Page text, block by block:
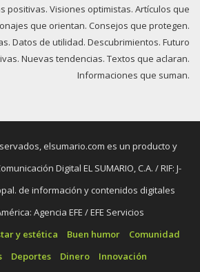
positivas. Visiones optimistas. Artículos que
que orientan. Consejos que protegen.
Datos de utilidad. Descubrimientos. Futuro
Nuevas tendencias. Textos que aclaran.
Informaciones que suman.
elsumario.com es un producto y
Digital EL SUMARIO, C.A. / RIF: J-
de información y contenidos digitales
Agencia EFE / EFE Servicios
y estética Buen humor
Comunidad
Deportes Dinero Innovación